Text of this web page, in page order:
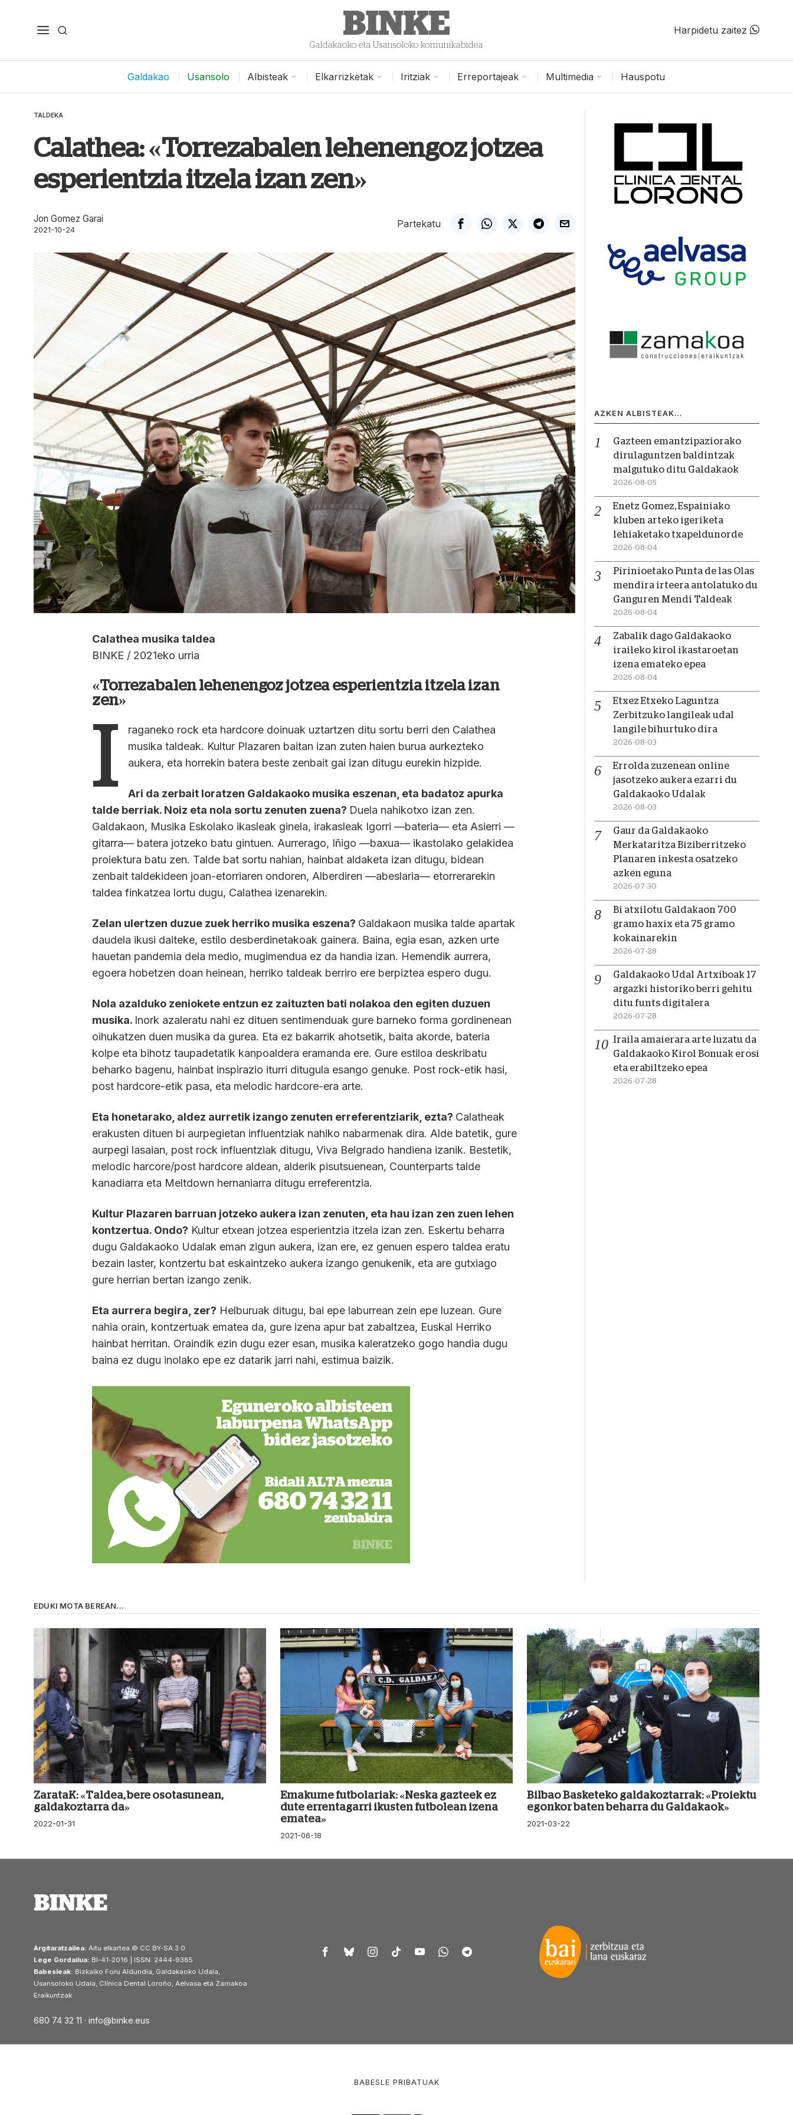
Galdakaoko eta Usansoloko komunikabidea
Harpidetu zaitez
Galdakao Usansolo Albisteak Elkarrizketak Iritziak Erreportajeak Multimedia Hauspotu
TALDEKA
Calathea: «Torrezabalen lehenengoz jotzea
esperientzia itzela izan zen»
Jon Gomez Garai
2021-10-24
Partekatu
Calathea musika taldea
BINKE / 2021eko urria
«Torrezabalen lehenengoz jotzea esperientzia itzela izan
zen»
I
raganeko rock eta hardcore doinuak uztartzen ditu sortu berri den Calathea
musika taldeak. Kultur Plazaren baitan izan zuten haien burua aurkezteko
aukera, eta horrekin batera beste zenbait gai izan ditugu eurekin hizpide.
Ari da zerbait loratzen Galdakaoko musika eszenan, eta badatoz apurka
talde berriak. Noiz eta nola sortu zenuten zuena? Duela nahikotxo izan zen.
Galdakaon, Musika Eskolako ikasleak ginela, irakasleak Igorri —bateria— eta Asierri —
gitarra— batera jotzeko batu gintuen. Aurrerago, Iñigo —baxua— ikastolako gelakidea
proiektura batu zen. Talde bat sortu nahian, hainbat aldaketa izan ditugu, bidean
zenbait taldekideen joan-etorriaren ondoren, Alberdiren —abeslaria— etorrerarekin
taldea finkatzea lortu dugu, Calathea izenarekin.
Zelan ulertzen duzue zuek herriko musika eszena? Galdakaon musika talde apartak
daudela ikusi daiteke, estilo desberdinetakoak gainera. Baina, egia esan, azken urte
hauetan pandemia dela medio, mugimendua ez da handia izan. Hemendik aurrera,
egoera hobetzen doan heinean, herriko taldeak berriro ere berpiztea espero dugu.
Nola azalduko zeniokete entzun ez zaituzten bati nolakoa den egiten duzuen
musika. Inork azaleratu nahi ez dituen sentimenduak gure barneko forma gordinenean
oihukatzen duen musika da gurea. Eta ez bakarrik ahotsetik, baita akorde, bateria
kolpe eta bihotz taupadetatik kanpoaldera eramanda ere. Gure estiloa deskribatu
beharko bagenu, hainbat inspirazio iturri ditugula esango genuke. Post rock-etik hasi,
post hardcore-etik pasa, eta melodic hardcore-era arte.
Eta honetarako, aldez aurretik izango zenuten erreferentziarik, ezta? Calatheak
erakusten dituen bi aurpegietan influentziak nahiko nabarmenak dira. Alde batetik, gure
aurpegi lasaian, post rock influentziak ditugu, Viva Belgrado handiena izanik. Bestetik,
melodic harcore/post hardcore aldean, alderik pisutsuenean, Counterparts talde
kanadiarra eta Meltdown hernaniarra ditugu erreferentzia.
Kultur Plazaren barruan jotzeko aukera izan zenuten, eta hau izan zen zuen lehen
kontzertua. Ondo? Kultur etxean jotzea esperientzia itzela izan zen. Eskertu beharra
dugu Galdakaoko Udalak eman zigun aukera, izan ere, ez genuen espero taldea eratu
bezain laster, kontzertu bat eskaintzeko aukera izango genukenik, eta are gutxiago
gure herrian bertan izango zenik.
Eta aurrera begira, zer? Helburuak ditugu, bai epe laburrean zein epe luzean. Gure
nahia orain, kontzertuak ematea da, gure izena apur bat zabaltzea, Euskal Herriko
hainbat herritan. Oraindik ezin dugu ezer esan, musika kaleratzeko gogo handia dugu
baina ez dugu inolako epe ez datarik jarri nahi, estimua baizik.
AZKEN ALBISTEAK…
Gazteen emantzipaziorako
dirulaguntzen baldintzak
malgutuko ditu Galdakaok
2026-08-05
Enetz Gomez, Espainiako
kluben arteko igeriketa
lehiaketako txapeldunorde
2026-08-04
Pirinioetako Punta de las Olas
mendira irteera antolatuko du
Ganguren Mendi Taldeak
2026-08-04
Zabalik dago Galdakaoko
iraileko kirol ikastaroetan
izena emateko epea
2026-08-04
Etxez Etxeko Laguntza
Zerbitzuko langileak udal
langile bihurtuko dira
2026-08-03
Errolda zuzenean online
jasotzeko aukera ezarri du
Galdakaoko Udalak
2026-08-03
Gaur da Galdakaoko
Merkataritza Biziberritzeko
Planaren inkesta osatzeko
azken eguna
2026-07-30
Bi atxilotu Galdakaon 700
gramo haxix eta 75 gramo
kokainarekin
2026-07-28
Galdakaoko Udal Artxiboak 17
argazki historiko berri gehitu
ditu funts digitalera
2026-07-28
Iraila amaierara arte luzatu da
Galdakaoko Kirol Bonuak erosi
eta erabiltzeko epea
2026-07-28
EDUKI MOTA BEREAN...
ZarataK: «Taldea, bere osotasunean,
galdakoztarra da»
2022-01-31
Emakume futbolariak: «Neska gazteek ez
dute errentagarri ikusten futbolean izena
ematea»
2021-06-18
Bilbao Basketeko galdakoztarrak: «Proiektu
egonkor baten beharra du Galdakaok»
2021-03-22
Argitaratzailea: Aitu elkartea © CC BY-SA 3.0
Lege Gordailua: BI-41-2016 | ISSN: 2444-9385
Babesleak: Bizkaiko Foru Aldundia, Galdakaoko Udala,
Usansoloko Udala, Clínica Dental Loroño, Aelvasa eta Zamakoa
Eraikuntzak
680 74 32 11 · info@binke.eus
BABESLE PRIBATUAK